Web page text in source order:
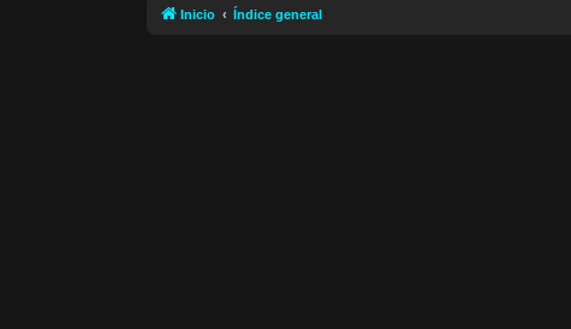
Inicio Índice general